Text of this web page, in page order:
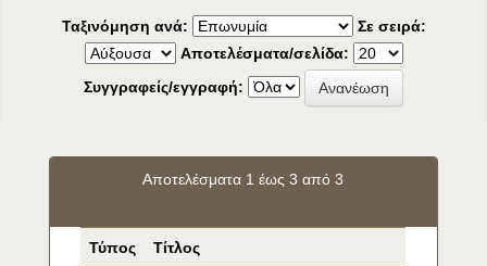
Ταξινόμηση ανά:
Σε σειρά:
Αποτελέσματα/σελίδα:
Συγγραφείς/εγγραφή:
Αποτελέσματα 1 έως 3 από 3
Τύπος Τίτλος